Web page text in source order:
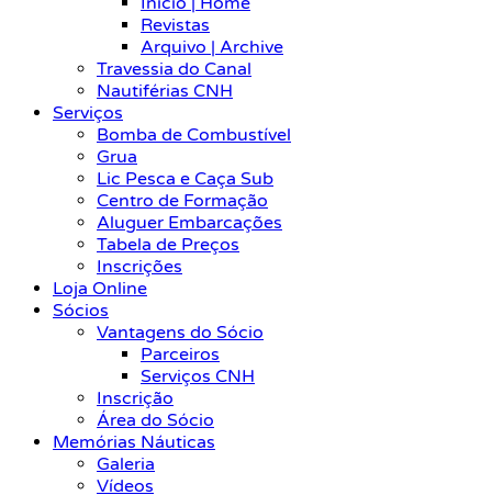
Revistas
Arquivo | Archive
Travessia do Canal
Nautiférias CNH
Serviços
Bomba de Combustível
Grua
Lic Pesca e Caça Sub
Centro de Formação
Aluguer Embarcações
Tabela de Preços
Inscrições
Loja Online
Sócios
Vantagens do Sócio
Parceiros
Serviços CNH
Inscrição
Área do Sócio
Memórias Náuticas
Galeria
Vídeos